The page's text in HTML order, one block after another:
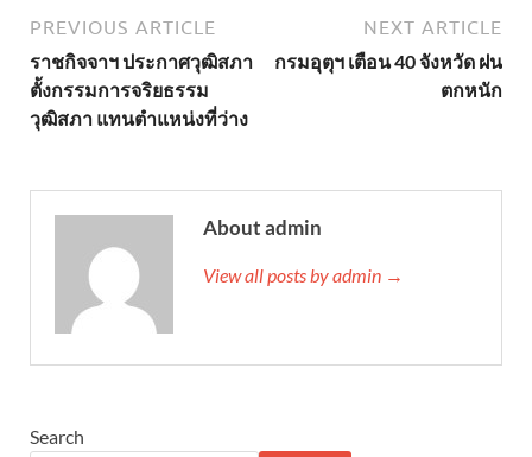
PREVIOUS ARTICLE
ราชกิจจาฯ ประกาศวุฒิสภา
ตั้งกรรมการจริยธรรม
วุฒิสภา แทนตำแหน่งที่ว่าง
NEXT ARTICLE
กรมอุตุฯ เตือน 40 จังหวัด ฝน
ตกหนัก
About admin
View all posts by admin →
Search